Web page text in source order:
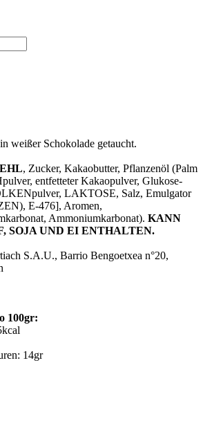
weißer Schokolade getaucht.
, Zucker, Kakaobutter, Pflanzenöl (Palm
entfetteter Kakaopulver, Glukose-
LAKTOSE, Salz, Emulgator
E-476], Aromen,
Ammoniumkarbonat). KANN
SOJA UND EI ENTHALTEN.
S.A.U., Barrio Bengoetxea n°20,
100gr:
14gr